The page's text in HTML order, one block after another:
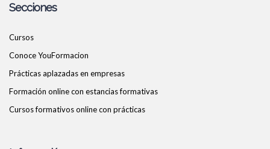
Secciones
Cursos
Conoce YouFormacion
Prácticas aplazadas en empresas
Formación online con estancias formativas
Cursos formativos online con prácticas